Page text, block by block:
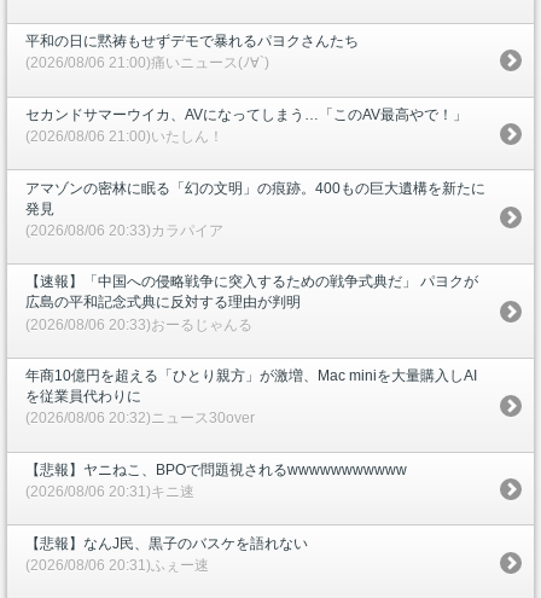
平和の日に黙祷もせずデモで暴れるパヨクさんたち
(2026/08/06 21:00)痛いニュース(ﾉ∀`)
セカンドサマーウイカ、AVになってしまう…「このAV最高やで！」
(2026/08/06 21:00)いたしん！
アマゾンの密林に眠る「幻の文明」の痕跡。400もの巨大遺構を新たに
発見
(2026/08/06 20:33)カラパイア
【速報】「中国への侵略戦争に突入するための戦争式典だ」 パヨクが
広島の平和記念式典に反対する理由が判明
(2026/08/06 20:33)おーるじゃんる
年商10億円を超える「ひとり親方」が激増、Mac miniを大量購入しAI
を従業員代わりに
(2026/08/06 20:32)ニュース30over
【悲報】ヤニねこ、BPOで問題視されるwwwwwwwwwww
(2026/08/06 20:31)キニ速
【悲報】なんJ民、黒子のバスケを語れない
(2026/08/06 20:31)ふぇー速